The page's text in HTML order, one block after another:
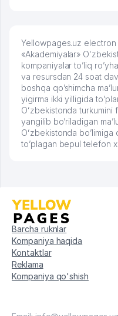
Yellowpages.uz electron
«Akademiyalar»
kompaniyalar to’liq
va resursdan 24 soat
boshqa qo’shimcha
yigirma ikki yilligida
Oʻzbekistonda
yangilib bo’riladigan
Oʻzbekistonda bo’limiga
to’plagan bepul telefon
Barcha ruknlar
Kompaniya haqida
Kontaktlar
Reklama
Kompaniya qo'shish